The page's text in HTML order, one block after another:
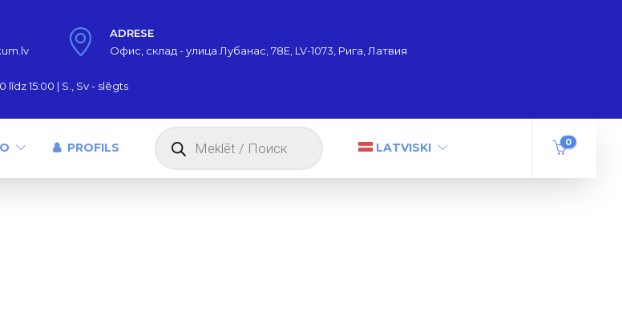
ADRESE
Офис, склад - улица Лубанас, 78Е, LV-1073, Рига, Латвия
līdz 15:00 | S., Sv - slēgts
PROFILS
Products
search LATVISKI 0